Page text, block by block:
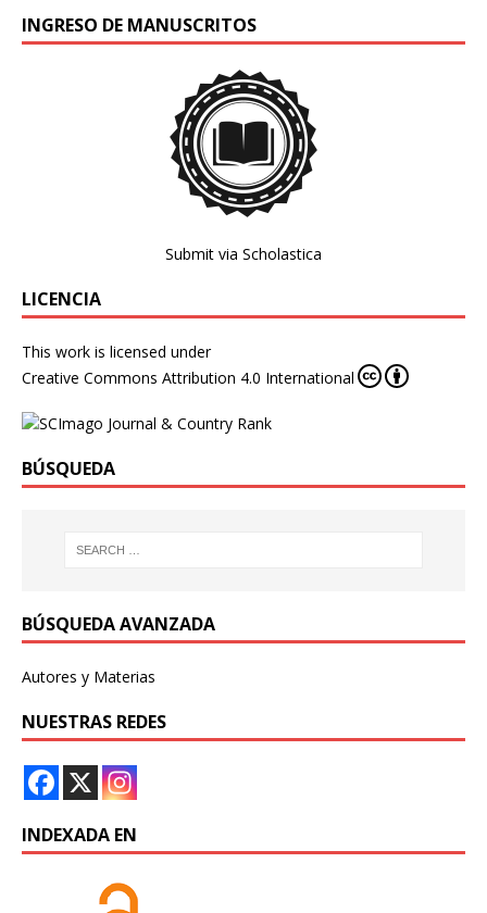
INGRESO DE MANUSCRITOS
Submit via Scholastica
LICENCIA
This work is licensed under
Creative Commons Attribution 4.0 International
BÚSQUEDA
BÚSQUEDA AVANZADA
Autores y Materias
NUESTRAS REDES
INDEXADA EN